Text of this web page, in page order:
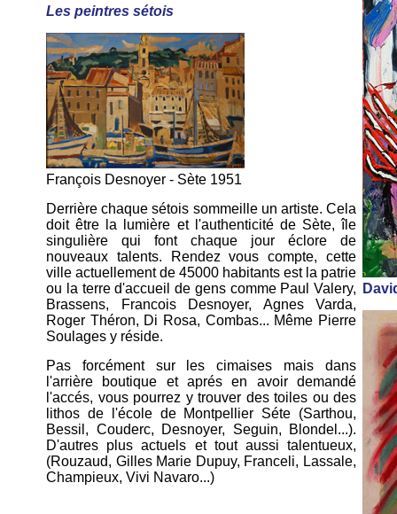
Les peintres sétois
François Desnoyer - Sète 1951
Derrière chaque sétois sommeille un artiste. Cela
doit être la lumière et l'authenticité de Sète, île
singulière qui font chaque jour éclore de
nouveaux talents. Rendez vous compte, cette
ville actuellement de 45000 habitants est la patrie
ou la terre d'accueil de gens comme Paul Valery,
Brassens, Francois Desnoyer, Agnes Varda,
Roger Théron, Di Rosa, Combas... Même Pierre
Soulages y réside.
Pas forcément sur les cimaises mais dans
l'arrière boutique et aprés en avoir demandé
l'accés, vous pourrez y trouver des toiles ou des
lithos de l'école de Montpellier Séte (Sarthou,
Bessil, Couderc, Desnoyer, Seguin, Blondel...).
D'autres plus actuels et tout aussi talentueux,
(Rouzaud, Gilles Marie Dupuy, Franceli, Lassale,
Champieux, Vivi Navaro...)